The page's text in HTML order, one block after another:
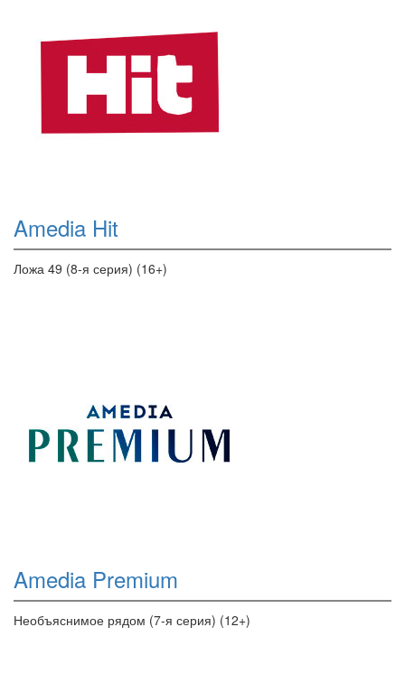
Amedia Hit
Ложа 49 (8-я серия) (16+)
Amedia Premium
Необъяснимое рядом (7-я серия) (12+)